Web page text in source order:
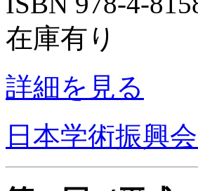
在庫有り
詳細を見る
日本学術振興